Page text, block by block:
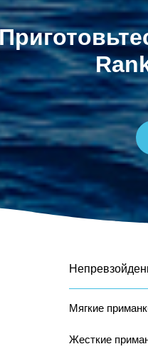
Мягкие
Жесткие